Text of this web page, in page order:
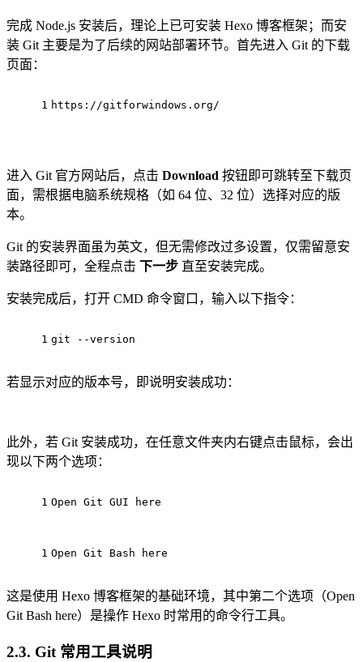
完成 Node.js 安装后，理论上已可安装 Hexo 博客框架；而安
装 Git 主要是为了后续的网站部署环节。首先进入 Git 的下载
页面：
1 https://gitforwindows.org/
进入 Git 官方网站后，点击 Download 按钮即可跳转至下载页
面，需根据电脑系统规格（如 64 位、32 位）选择对应的版
本。
Git 的安装界面虽为英文，但无需修改过多设置，仅需留意安
装路径即可，全程点击
下一步 直至安装完成。
安装完成后，打开 CMD 命令窗口，输入以下指令：
1 git --version
若显示对应的版本号，即说明安装成功：
此外，若 Git 安装成功，在任意文件夹内右键点击鼠标，会出
现以下两个选项：
1 Open Git GUI here
1 Open Git Bash here
这是使用 Hexo 博客框架的基础环境，其中第二个选项（Open
Git Bash here）是操作 Hexo 时常用的命令行工具。
2.3. Git 常用工具说明